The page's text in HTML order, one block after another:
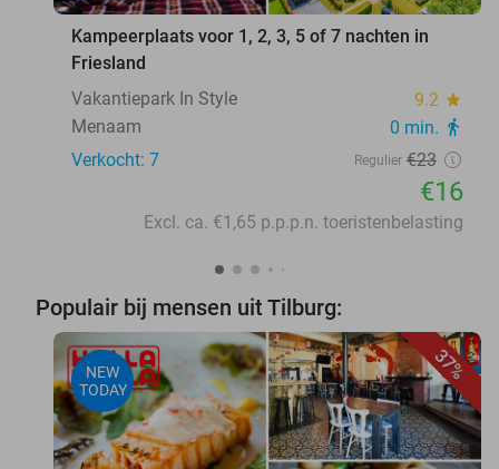
Kampeerplaats voor 1, 2, 3, 5 of 7 nachten in
Friesland
Vakantiepark In Style
9.2 star
Menaam 0 min. directions_walk
Verkocht: 7 Regulier €23
€16
Excl. ca. €1,65 p.p.p.n. toeristenbelasting
Populair bij mensen uit Tilburg:
37%
NEW
TODAY